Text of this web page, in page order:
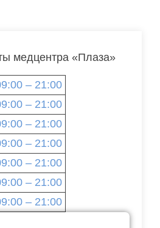
медцентра «Плаза»
– 21:00
– 21:00
– 21:00
– 21:00
– 21:00
– 21:00
– 21:00